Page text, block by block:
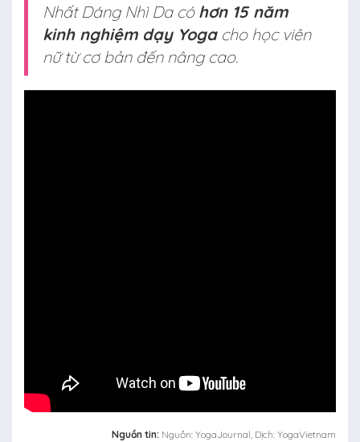
Nhất Dáng Nhì Da có hơn 15 năm
kinh nghiệm dạy Yogacho học viên
nữ từ cơ bản đến nâng cao.
Nguồn tin: Nguồn: YogaJournal, Dịch: YogaVietnam